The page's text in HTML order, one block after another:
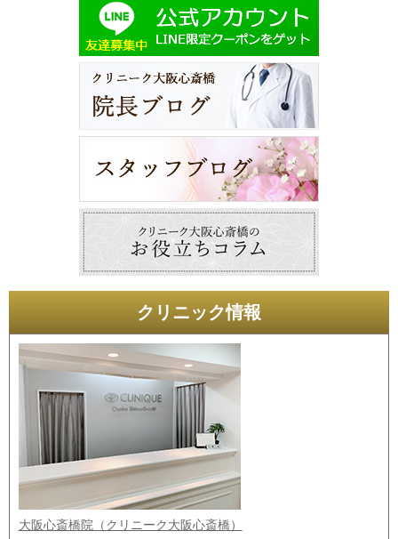
クリニック情報
大阪心斎橋院（クリニーク大阪心斎橋）